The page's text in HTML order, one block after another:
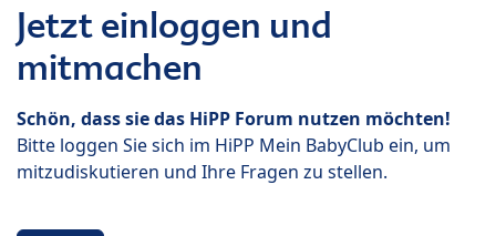
Jetzt einloggen und
mitmachen
Schön, dass sie das HiPP Forum nutzen möchten!
Bitte loggen Sie sich im HiPP Mein BabyClub ein, um
mitzudiskutieren und Ihre Fragen zu stellen.